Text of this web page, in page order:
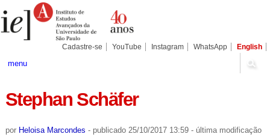
para
conteúdo.
Pessoais
Cadastre-se YouTube Instagram WhatsApp English
menu
Stephan Schäfer
por Heloisa Marcondes - publicado25/10/2017 13:59 - última modificação